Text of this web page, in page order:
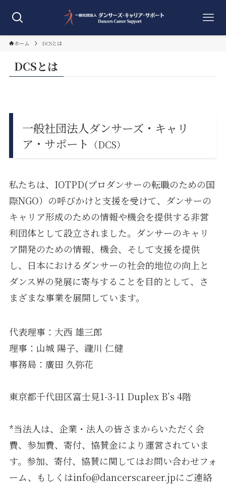
ホーム DCSとは
DCSとは
一般社団法人ダンサーズ・キャリ
ア・サポート （DCS）
私たちは、IOTPD(プロダンサーの転職のための国
際NGO）の呼びかけと支援を受けて、ダンサーの
キャリア形成のための情報や機会を提供する非営
利団体として設立されました。ダンサーのキャリ
ア開発のための情報、機会、そして支援を提供
し、日本におけるダンサーの社会的地位の向上と
ダンス界の発展に寄与することを目的として、さ
まざまな事業を展開しています。
代表理事：大西 雄三郎
理事：山城 陽子、瀧川 仁健
事務局：廣田 久弥花
東京都千代田区富士見1-3-11 Duplex B’s 4階
*当法人は、企業・法人の皆さまからいただく会
費、参加費、寄付、協賛金により運営されていま
す。参加、寄付、協賛に関してはお問い合わせフォ
ーム、もしくはinfo@dancerscareer.jpにご連絡